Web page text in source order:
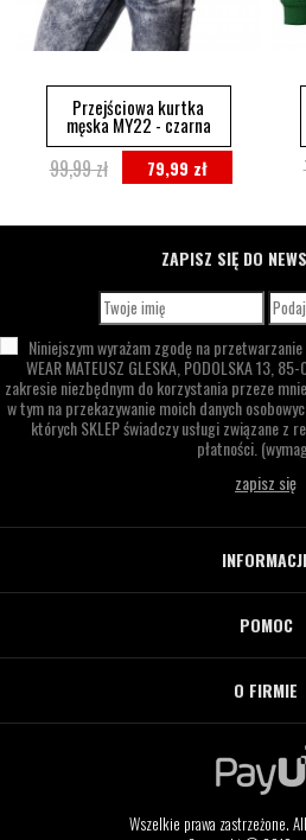
Przejściowa kurtka
męska MY22 - czarna
79,99 zł
99,99 zł
ZAPISZ SIĘ DO
Niniejszym wyrażam zgodę na
WEAR MATEUSZ GLESKA,PODOLSKA 13,85-
zakresie niezbędnym do korzystania przeze
w tym na przekazywanie moich danych
których SKLEP świadczy usługi związane z
płatności.
POMOC
O FIRMIE
Wszelkie prawa zastrzeżone.